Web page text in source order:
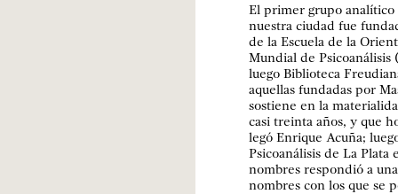
El primer grupo analítico
nuestra ciudad fue
de la Escuela de la
Mundial de
luego Biblioteca
aquellas fundadas por
sostiene en la
casi treinta años, y que
legó Enrique Acuña;
Psicoanálisis de La Plata
nombres respondió a
nombres con los que se